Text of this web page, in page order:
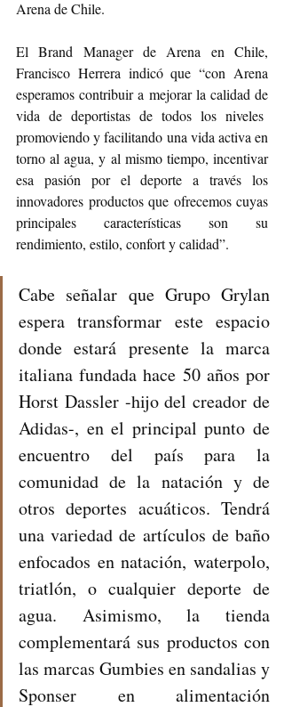
Arena de Chile.
El Brand Manager de Arena en Chile,
Francisco Herrera indicó que “con Arena
esperamos contribuir a mejorar la calidad de
vida de deportistas de todos los niveles
promoviendo y facilitando una vida activa en
torno al agua, y al mismo tiempo, incentivar
esa pasión por el deporte a través los
innovadores productos que ofrecemos cuyas
principales características son su
rendimiento, estilo, confort y calidad”.
Cabe señalar que Grupo Grylan
espera transformar este espacio
donde estará presente la marca
italiana fundada hace 50 años por
Horst Dassler -hijo del creador de
Adidas-, en el principal punto de
encuentro del país para la
comunidad de la natación y de
otros deportes acuáticos. Tendrá
una variedad de artículos de baño
enfocados en natación, waterpolo,
triatlón, o cualquier deporte de
agua. Asimismo, la tienda
complementará sus productos con
las marcas Gumbies en sandalias y
Sponser en alimentación